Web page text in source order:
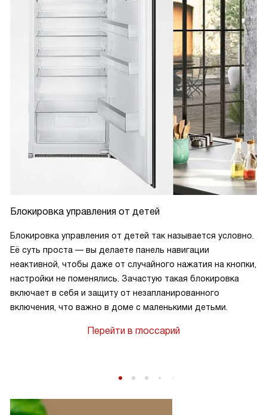
Блокировка управления от детей
Блокировка управления от детей так называется условно.
Её суть проста — вы делаете панель навигации
неактивной, чтобы даже от случайного нажатия на кнопки,
настройки не поменялись. Зачастую такая блокировка
включает в себя и защиту от незапланированного
включения, что важно в доме с маленькими детьми.
Перейти в глоссарий